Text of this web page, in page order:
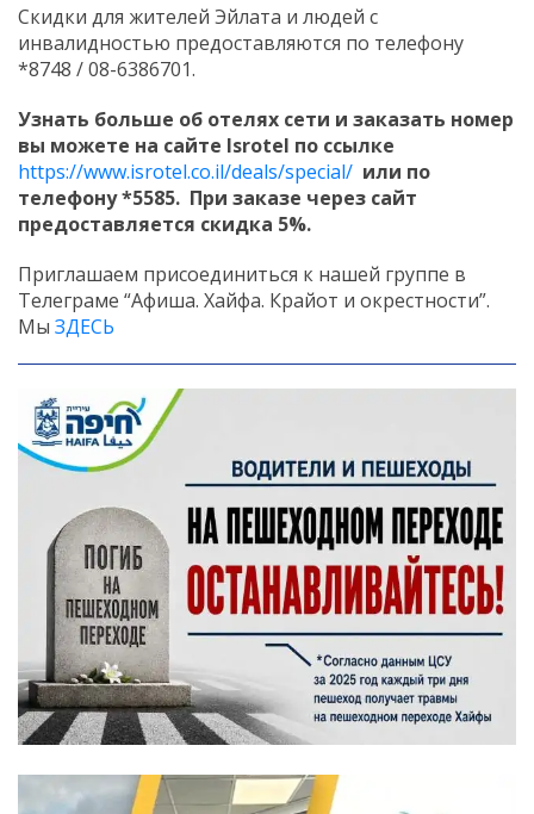
Скидки для жителей Эйлата и людей с
инвалидностью предоставляются по телефону
*8748 / 08-6386701.
Узнать больше об отелях сети и заказать номер
вы можете на сайте Isrotel по ссылке
https://www.isrotel.co.il/deals/special/ или по
телефону *5585. При заказе через сайт
предоставляется скидка 5%.
Приглашаем присоединиться к нашей группе в
Телеграме “Афиша. Хайфа. Крайот и окрестности”.
Мы ЗДЕСЬ